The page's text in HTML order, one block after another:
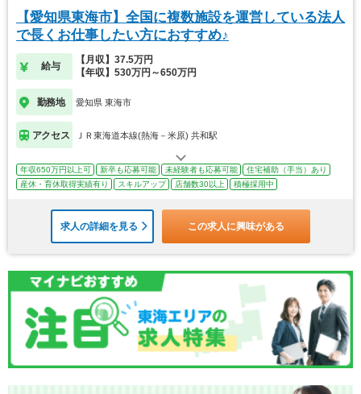
【愛知県東海市】全国に複数施設を運営している法人
で長くお仕事したい方におすすめ♪
給与
【月収】37.5万円
【年収】530万円～650万円
勤務地 愛知県 東海市
アクセス ＪＲ東海道本線(熱海－米原) 共和駅
年収650万円以上可 新卒も応募可能 未経験者も応募可能
住宅補助（手当）あり
産休・育休取得実績有り
スキルアップ 店舗数30以上 積極採用中
求人の詳細を見る この求人に興味がある